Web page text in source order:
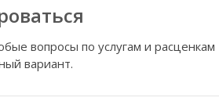
вопросы по услугам и расценкам
вариант.